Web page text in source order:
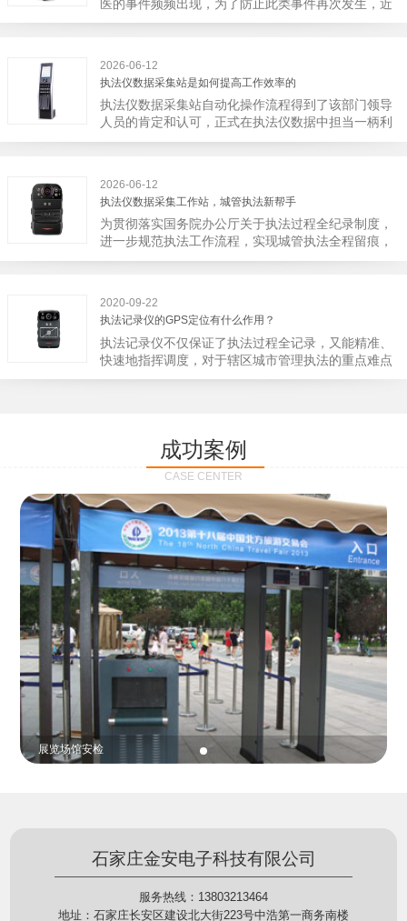
医的事件频频出现，为了防止此类事件再次发生，近
日，广西南宁市卫建委发出通知，要求当地市属各三
大体只有两个，其一，安装安检门是否会激化矛盾。
其二，安装安检门可以防范于未然。1月6号当天，南
宁市第二医院刚试行安检的首日，检查出10多把各类
刀具和一把管制类刀具。近来伤医事件屡屡发生，安
装安检门可以缓解医生安全感不足的问题，同时安检
2026-06-12
执法仪数据采集站是如何提高工作效率的
执法仪数据采集站自动化操作流程得到了该部门领导
人员的肯定和认可，正式在执法仪数据中担当一柄利
剑。 执法仪数据采集站对于执法仪数据资料的管理
备能自动读取目标对象，并同步到采集站中，此外设
备具有断点续传的功能，如果碰到网络故障，可以从
已经上传或下载的部分开始继续上传下载未完成的部
分，而没有必要从头开始上传下载，能节省时间，提
高速度。再者待数据传输完毕之后，执法仪数据采集
下次直接使用，提高执法仪数据效率。执法仪数据采
集站还具有强大的数据存储管理系统，后台统计不同
上传时段、不同重要级别的数据，将统计结果以图表
或者报表的形式呈现；设备设置有用户操作权限管
理，自动将用户警员编号与执法仪编号绑定，保障数
据的合法性，同时系统可设置每个警员的权限，明确
2026-06-12
执法仪数据采集工作站，城管执法新帮手
为贯彻落实国务院办公厅关于执法过程全纪录制度，
进一步规范执法工作流程，实现城管执法全程留痕，
深入推进执法队伍规范化建设，给城管执法工作添加
止了双方矛盾的发生。现在有了执法仪数据采集工作
站，执法队员的担忧便得到有效的解决。每个采集工
作站可支持多台执法记录仪设备同时上传数据，队员
当天使用当天上传，通过数据线接入到采集工作站，
它会自动读取所有的视频、音频、图片、日志等信
作站也能自动为执法记录仪充充电、校校时，做执法
记录仪的贴心小"保姆"。随着群众法律意识的逐步提
高，行政执法行为更加"阳光、透明"，通过工作站可
以随时调取证据视频，精准查阅现场资料，直戳了当
的展示给行政相对人看，有效的减少了行政相对人对
城管执法行为的误解，树立了执法的公信力。
2020-09-22
执法记录仪的GPS定位有什么作用？
执法记录仪不仅保证了执法过程全记录，又能精准、
快速地指挥调度，对于辖区城市管理执法的重点难点
也能一目了然，在城市管理工作信息化中发挥着重要
定位模块，可通过移动网络将位置信息实时发送到监
控中心，在平台的电子地图上显示出设备的具体位
置，实时查看执法人员到岗情况及根据执法环境迅速
调配周边执法人员。同时，内置NFC芯片，可支持身
份证查验等拓展功能，在实战中发挥着重要的作用，
能广泛应用于交警公安执法、卫生监督、城管执法、
海关执法、路政、质量监督、林业园林、消防、质量
监督、公路铁路等各个领域。
成功案例
CASE CENTER
贵重金属防盗
石家庄金安电子科技有限公司
服务热线：13803213464
地址：石家庄长安区建设北大街223号中浩第一商务南楼